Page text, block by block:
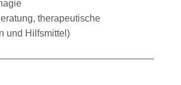
therapeutische
und Hilfsmittel)